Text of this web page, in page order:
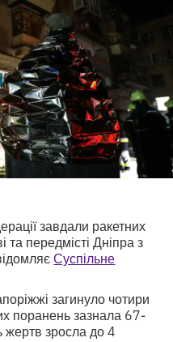
завдали ракетних
передмісті Дніпра з
Суспільне
загинуло чотири
поранень зазнала 67-
жертв зросла до 4